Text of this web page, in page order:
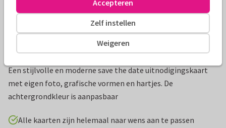
Productinformatie
Een stijlvolle en moderne save the date uitnodigingskaart
met eigen foto, grafische vormen en hartjes. De
achtergrondkleur is aanpasbaar
Alle kaarten zijn helemaal naar wens aan te passen
Weigeren
Zelf instellen
Accepteren